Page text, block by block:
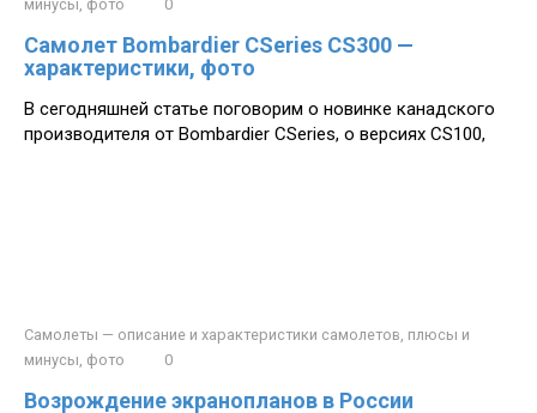
минусы, фото
0
Самолет Bombardier CSeries CS300 —
характеристики, фото
В сегодняшней статье поговорим о новинке канадского
производителя от Bombardier CSeries, о версиях CS100,
Самолеты — описание и характеристики самолетов, плюсы и
минусы, фото
0
Возрождение экранопланов в России